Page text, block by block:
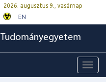
2026. augusztus 9., vasárnap
EN